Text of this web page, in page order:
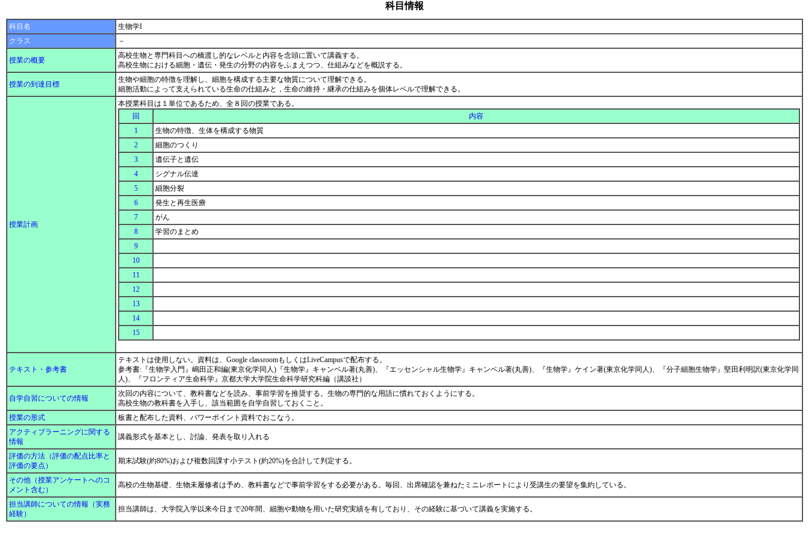
科目情報
科目名
生物学I
クラス
－
授業の概要
高校生物と専門科目への橋渡し的なレベルと内容を念頭に置いて講義する。
高校生物における細胞・遺伝・発生の分野の内容をふまえつつ、仕組みなどを概説する。
授業の到達目標
生物や細胞の特徴を理解し、細胞を構成する主要な物質について理解できる。
細胞活動によって支えられている生命の仕組みと，生命の維持・継承の仕組みを個体レベルで理解できる。
授業計画
本授業科目は１単位であるため、全８回の授業である。
回
内容
1
生物の特徴、生体を構成する物質
2
細胞のつくり
3
遺伝子と遺伝
4
シグナル伝達
5
細胞分裂
6
発生と再生医療
7
がん
8
学習のまとめ
9
10
11
12
13
14
15
テキスト・参考書
テキストは使用しない。資料は、Google classroomもしくはLiveCampusで配布する。
参考書:『生物学入門』嶋田正和編(東京化学同人)『生物学』キャンベル著(丸善)、『エッセンシャル生物学』キャンベル著(丸善)、『生物学』ケイン著(東京化学同人)、『分子細胞生物学』堅田利明訳(東京化学同
人)、『フロンティア生命科学』京都大学大学院生命科学研究科編（講談社）
自学自習についての情報
次回の内容について、教科書などを読み、事前学習を推奨する。生物の専門的な用語に慣れておくようにする。
高校生物の教科書を入手し、該当範囲を自学自習しておくこと。
授業の形式
板書と配布した資料、パワーポイント資料でおこなう。
アクティブラーニングに関する
情報
講義形式を基本とし、討論、発表を取り入れる
評価の方法（評価の配点比率と
評価の要点）
期末試験(約80%)および複数回課す小テスト(約20%)を合計して判定する。
その他（授業アンケートへのコ
メント含む）
高校の生物基礎、生物未履修者は予め、教科書などで事前学習をする必要がある。毎回、出席確認を兼ねたミニレポートにより受講生の要望を集約している。
担当講師についての情報（実務
経験）
担当講師は、大学院入学以来今日まで20年間、細胞や動物を用いた研究実績を有しており、その経験に基づいて講義を実施する。